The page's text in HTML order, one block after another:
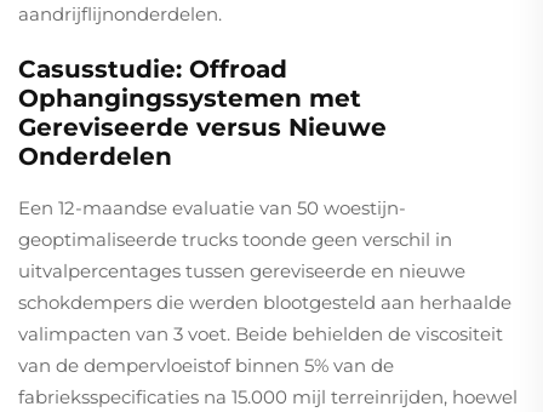
aandrijflijnonderdelen.
Casusstudie: Offroad
Ophangingssystemen met
Gereviseerde versus Nieuwe
Onderdelen
Een 12-maandse evaluatie van 50 woestijn-
geoptimaliseerde trucks toonde geen verschil in
uitvalpercentages tussen gereviseerde en nieuwe
schokdempers die werden blootgesteld aan herhaalde
valimpacten van 3 voet. Beide behielden de viscositeit
van de dempervloeistof binnen 5% van de
fabrieksspecificaties na 15.000 mijl terreinrijden, hoewel